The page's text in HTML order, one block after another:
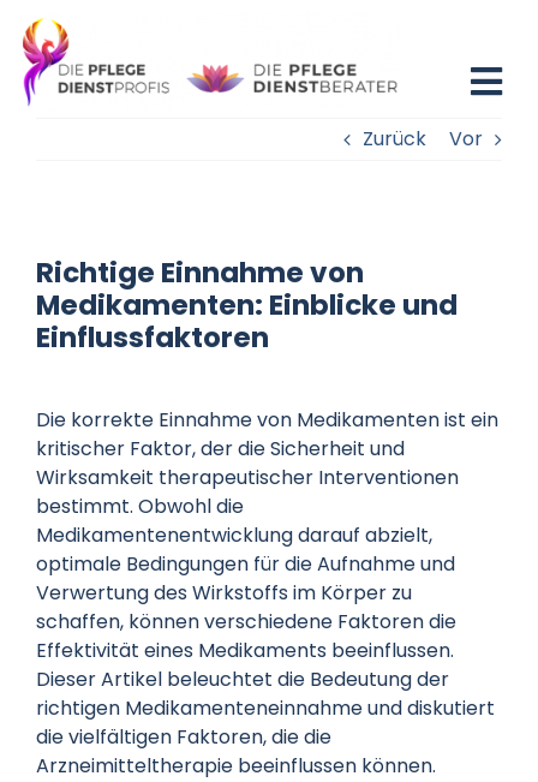
Zum
Inhalt
springen
Existenzgründung
Fortbildung
Partner
Datenschutz
Kontakt
Zurück Vor
Richtige Einnahme von
Medikamenten: Einblicke und
Einflussfaktoren
Die korrekte Einnahme von Medikamenten ist ein
kritischer Faktor, der die Sicherheit und
Wirksamkeit therapeutischer Interventionen
bestimmt. Obwohl die
Medikamentenentwicklung darauf abzielt,
optimale Bedingungen für die Aufnahme und
Verwertung des Wirkstoffs im Körper zu
schaffen, können verschiedene Faktoren die
Effektivität eines Medikaments beeinflussen.
Dieser Artikel beleuchtet die Bedeutung der
richtigen Medikamenteneinnahme und diskutiert
die vielfältigen Faktoren, die die
Arzneimitteltherapie beeinflussen können.